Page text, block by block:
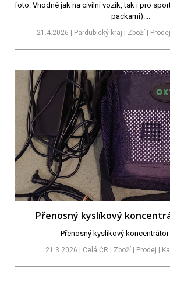
foto. Vhodné jak na civilní vozík, tak i pro
packami)....
21.4.2026 | Pardubický kraj | Zboží |
Přenosný kyslíkový
Přenosný kyslíkový koncentrátor
21.3.2026 | Celá ČR | Zboží | Prodej |